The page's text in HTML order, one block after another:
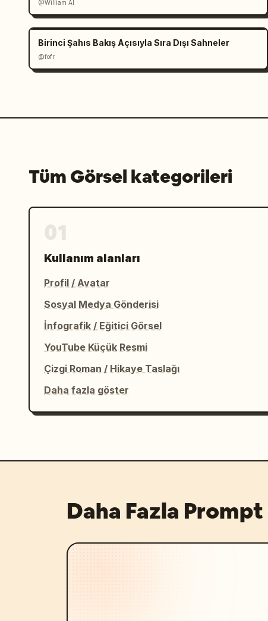
@William AI
Birinci Şahıs Bakış Açısıyla Sıra Dışı Sahneler
@fofr
Tüm Görsel kategorileri
Kullanım alanları
Profil / Avatar
Sosyal Medya Gönderisi
İnfografik / Eğitici Görsel
YouTube Küçük Resmi
Çizgi Roman / Hikaye Taslağı
Daha fazla göster
Daha Fazla